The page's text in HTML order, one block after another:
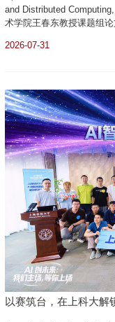
and Distributed
术学院王春东教授课题组
LSM树架构由于其优良的
2026-07-31
以赛筑台，在上科大解